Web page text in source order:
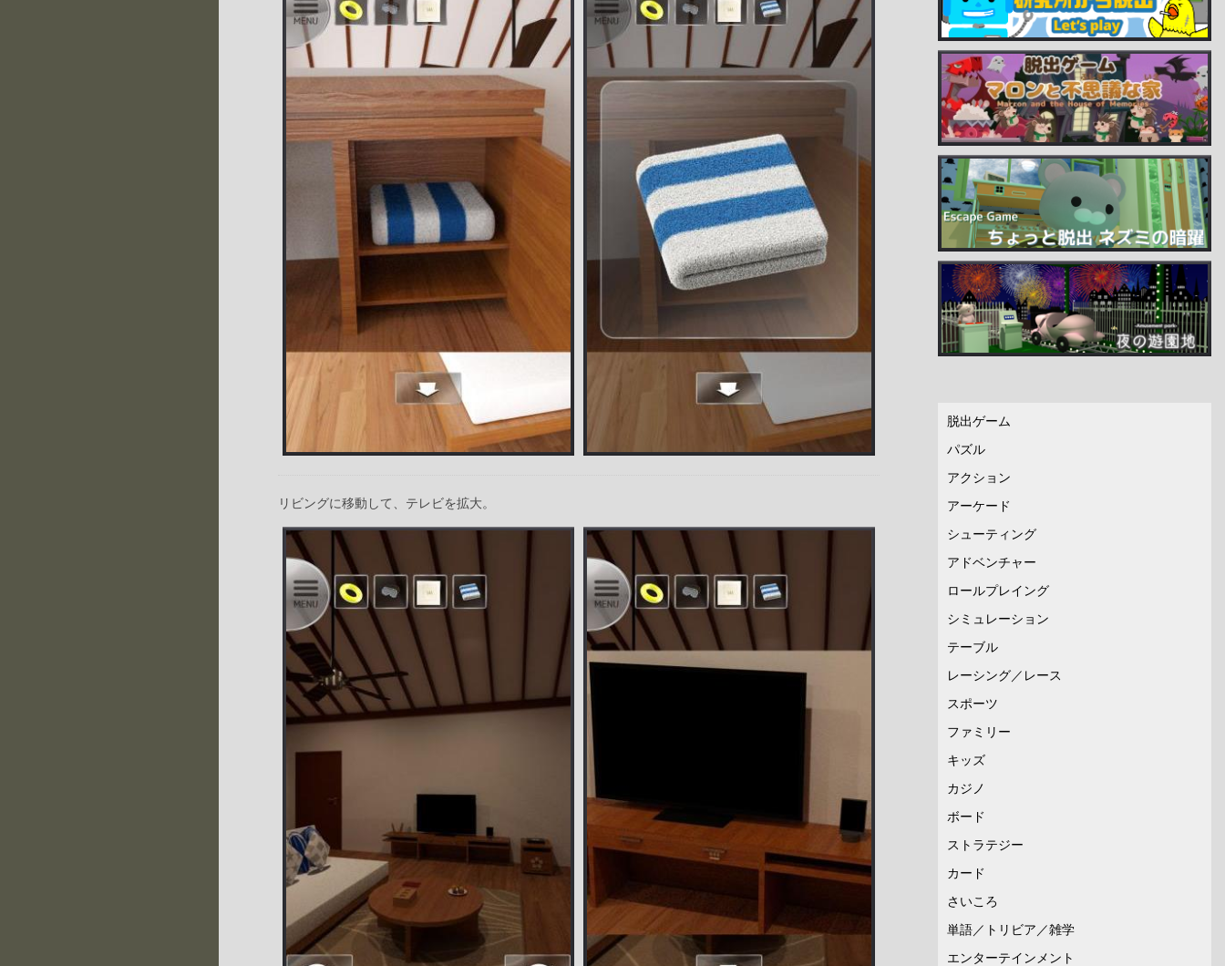
リビングに移動して、テレビを拡大。
脱出ゲーム
パズル
アクション
アーケード
シューティング
アドベンチャー
ロールプレイング
シミュレーション
テーブル
レーシング／レース
スポーツ
ファミリー
キッズ
カジノ
ボード
ストラテジー
カード
さいころ
単語／トリビア／雑学
エンターテインメント